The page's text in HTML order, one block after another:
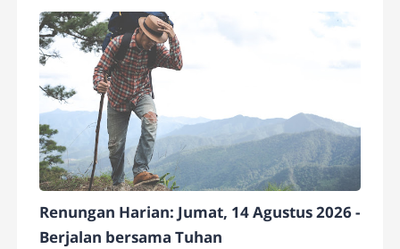
Renungan Harian: Jumat, 14 Agustus 2026 -
Berjalan bersama Tuhan